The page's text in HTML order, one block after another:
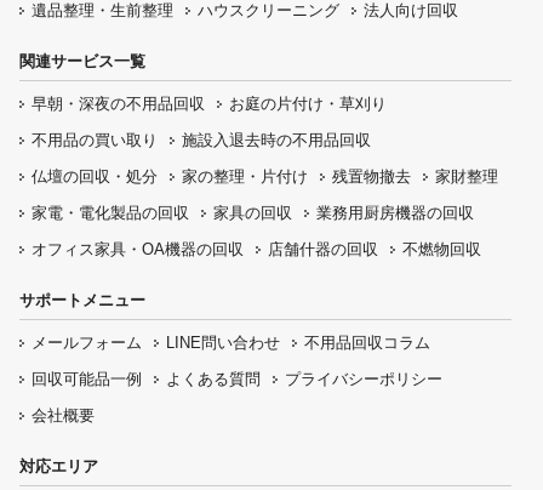
遺品整理・生前整理
ハウスクリーニング 法人向け回収
関連サービス一覧
早朝・深夜の不用品回収 お庭の片付け・ 草刈り
不用品の買い取り 施設入退去時の不用品回収
仏壇の回収・処分 家の整理・片付け 残置物撤去
家財整理
家電・電化製品の回収
家具の回収 業務用厨房機器の回収
オフィス家具 ・OA機器の回収 店舗什器の回収 不燃物回収
サポートメニュー
メールフォーム LINE問い合わせ
不用品回収コラム
回収可能品一例
よくある質問
プライバシーポリシー
会社概要
対応エリア